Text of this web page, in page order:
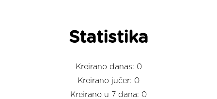
Statistika
Kreirano danas: 0
Kreirano jučer: 0
Kreirano u 7 dana: 0